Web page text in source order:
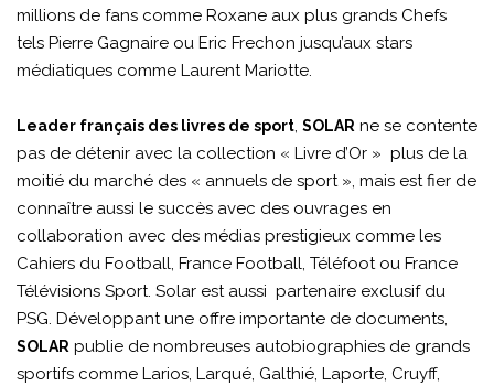
millions de fans comme Roxane aux plus grands Chefs
tels Pierre Gagnaire ou Eric Frechon jusqu’aux stars
médiatiques comme Laurent Mariotte.
Leader français des livres de sport, SOLAR ne se contente
pas de détenir avec la collection « Livre d’Or » plus de la
moitié du marché des « annuels de sport », mais est fier de
connaître aussi le succès avec des ouvrages en
collaboration avec des médias prestigieux comme les
Cahiers du Football, France Football, Téléfoot ou France
Télévisions Sport. Solar est aussi partenaire exclusif du
PSG. Développant une offre importante de documents,
SOLAR publie de nombreuses autobiographies de grands
sportifs comme Larios, Larqué, Galthié, Laporte, Cruyff,